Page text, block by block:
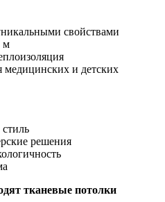
свойствами
м
медицинских и детских
стиль
решения
тканевые потолки